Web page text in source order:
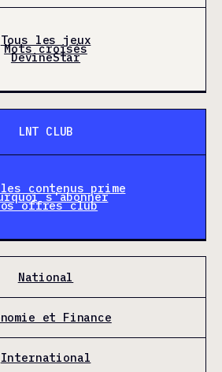
Tous les jeux
Mots croisés
DevineStar
LNT CLUB
les contenus prime
s'abonner
offres club
National
et Finance
International